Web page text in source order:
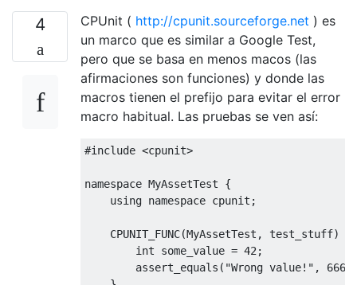
4 CPUnit ( http://cpunit.sourceforge.net ) es
un marco que es similar a Google Test,
pero que se basa en menos macos (las
afirmaciones son funciones) y donde las
macros tienen el prefijo para evitar el error
macro habitual. Las pruebas se ven así:
#include <cpunit>
namespace MyAssetTest
{
using namespace cpunit ;
    CPUNIT_FUNC
(MyAssetTest , test_stuff)
int some_value = 42 ;
        assert_equals
( "Wrong value!" , 666